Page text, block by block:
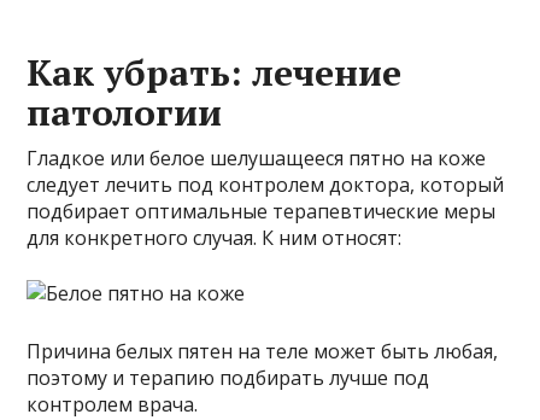
Как убрать: лечение
патологии
Гладкое или белое шелушащееся пятно на коже
следует лечить под контролем доктора, который
подбирает оптимальные терапевтические меры
для конкретного случая. К ним относят:
Причина белых пятен на теле может быть любая,
поэтому и терапию подбирать лучше под
контролем врача.